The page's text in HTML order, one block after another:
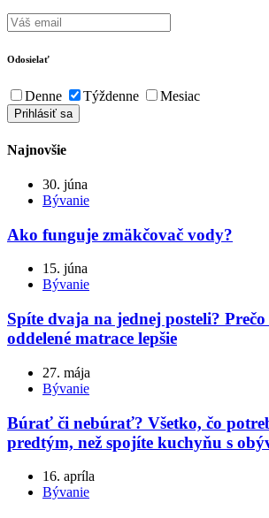
Odosielať
Denne Týždenne Mesiac
Najnovšie
30. júna
Bývanie
Ako funguje zmäkčovač vody?
15. júna
Bývanie
Spíte dvaja na jednej posteli?
oddelené matrace lepšie
27. mája
Bývanie
Búrať či nebúrať? Všetko, čo
predtým, než spojíte kuchyňu s
16. apríla
Bývanie